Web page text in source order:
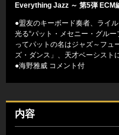
Everything Jazz ～ 第5弾 ECM
●盟友のキーボード奏者、ライ
光る“パット・メセニー・グル
ってパットの名はジャズ～フュ
ズ・ダンス」、天才ベーシスト
●海野雅威 コメント付
内容